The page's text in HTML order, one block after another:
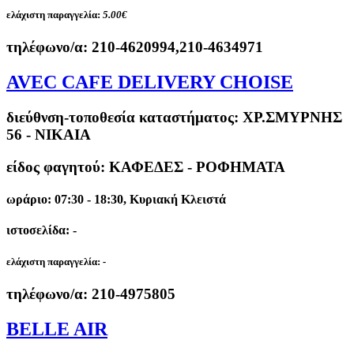
ελάχιστη παραγγελία: 5.00€
τηλέφωνο/α: 210-4620994,210-4634971
AVEC CAFE DELIVERY CHOISE
διεύθνση-τοποθεσία καταστήματος: ΧΡ.ΣΜΥΡΝΗΣ
56 - ΝΙΚΑΙΑ
είδος φαγητού: ΚΑΦΕΔΕΣ - ΡΟΦΗΜΑΤΑ
ωράριο: 07:30 - 18:30, Κυριακή Κλειστά
ιστοσελίδα: -
ελάχιστη παραγγελία: -
τηλέφωνο/α: 210-4975805
BELLE AIR